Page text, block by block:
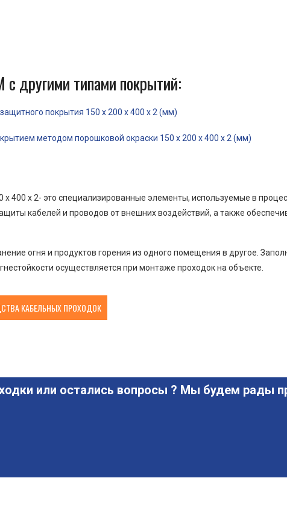
с другими типами покрытий:
покрытия 150 x 200 x 400 x 2 (мм)
методом порошковой окраски 150 x 200 x 400 x 2 (мм)
400 x 2- это специализированные элементы, используемые в
кабелей и проводов от внешних воздействий, а также
огня и продуктов горения из одного помещения в другое.
осуществляется при монтаже проходок на объекте.
КАБЕЛЬНЫХ ПРОХОДОК
или остались вопросы ? Мы будем рады